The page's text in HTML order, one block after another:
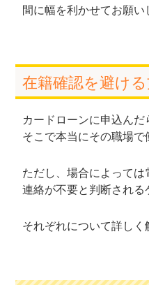
間に幅を利かせてお願い
在籍確認を避ける
カードローンに申込ん
そこで本当にその職場で
ただし、場合によって
連絡が不要と判断される
それぞれについて詳しく